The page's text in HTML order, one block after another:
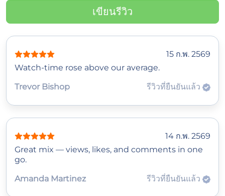
เขียนรีวิว
15 ก.พ. 2569
Watch‑time rose above our average.
Trevor Bishop
รีวิวที่ยืนยันแล้ว
14 ก.พ. 2569
Great mix — views, likes, and comments in one
go.
Amanda Martinez
รีวิวที่ยืนยันแล้ว